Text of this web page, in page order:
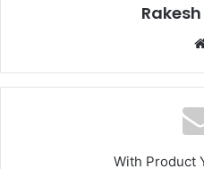
With Product